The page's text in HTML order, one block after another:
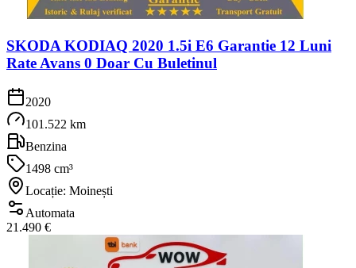
SKODA KODIAQ 2020 1.5i E6 Garantie 12 Luni
Rate Avans 0 Doar Cu Buletinul
2020
101.522 km
Benzina
1498 cm³
Locație: Moinești
Automata
21.490 €